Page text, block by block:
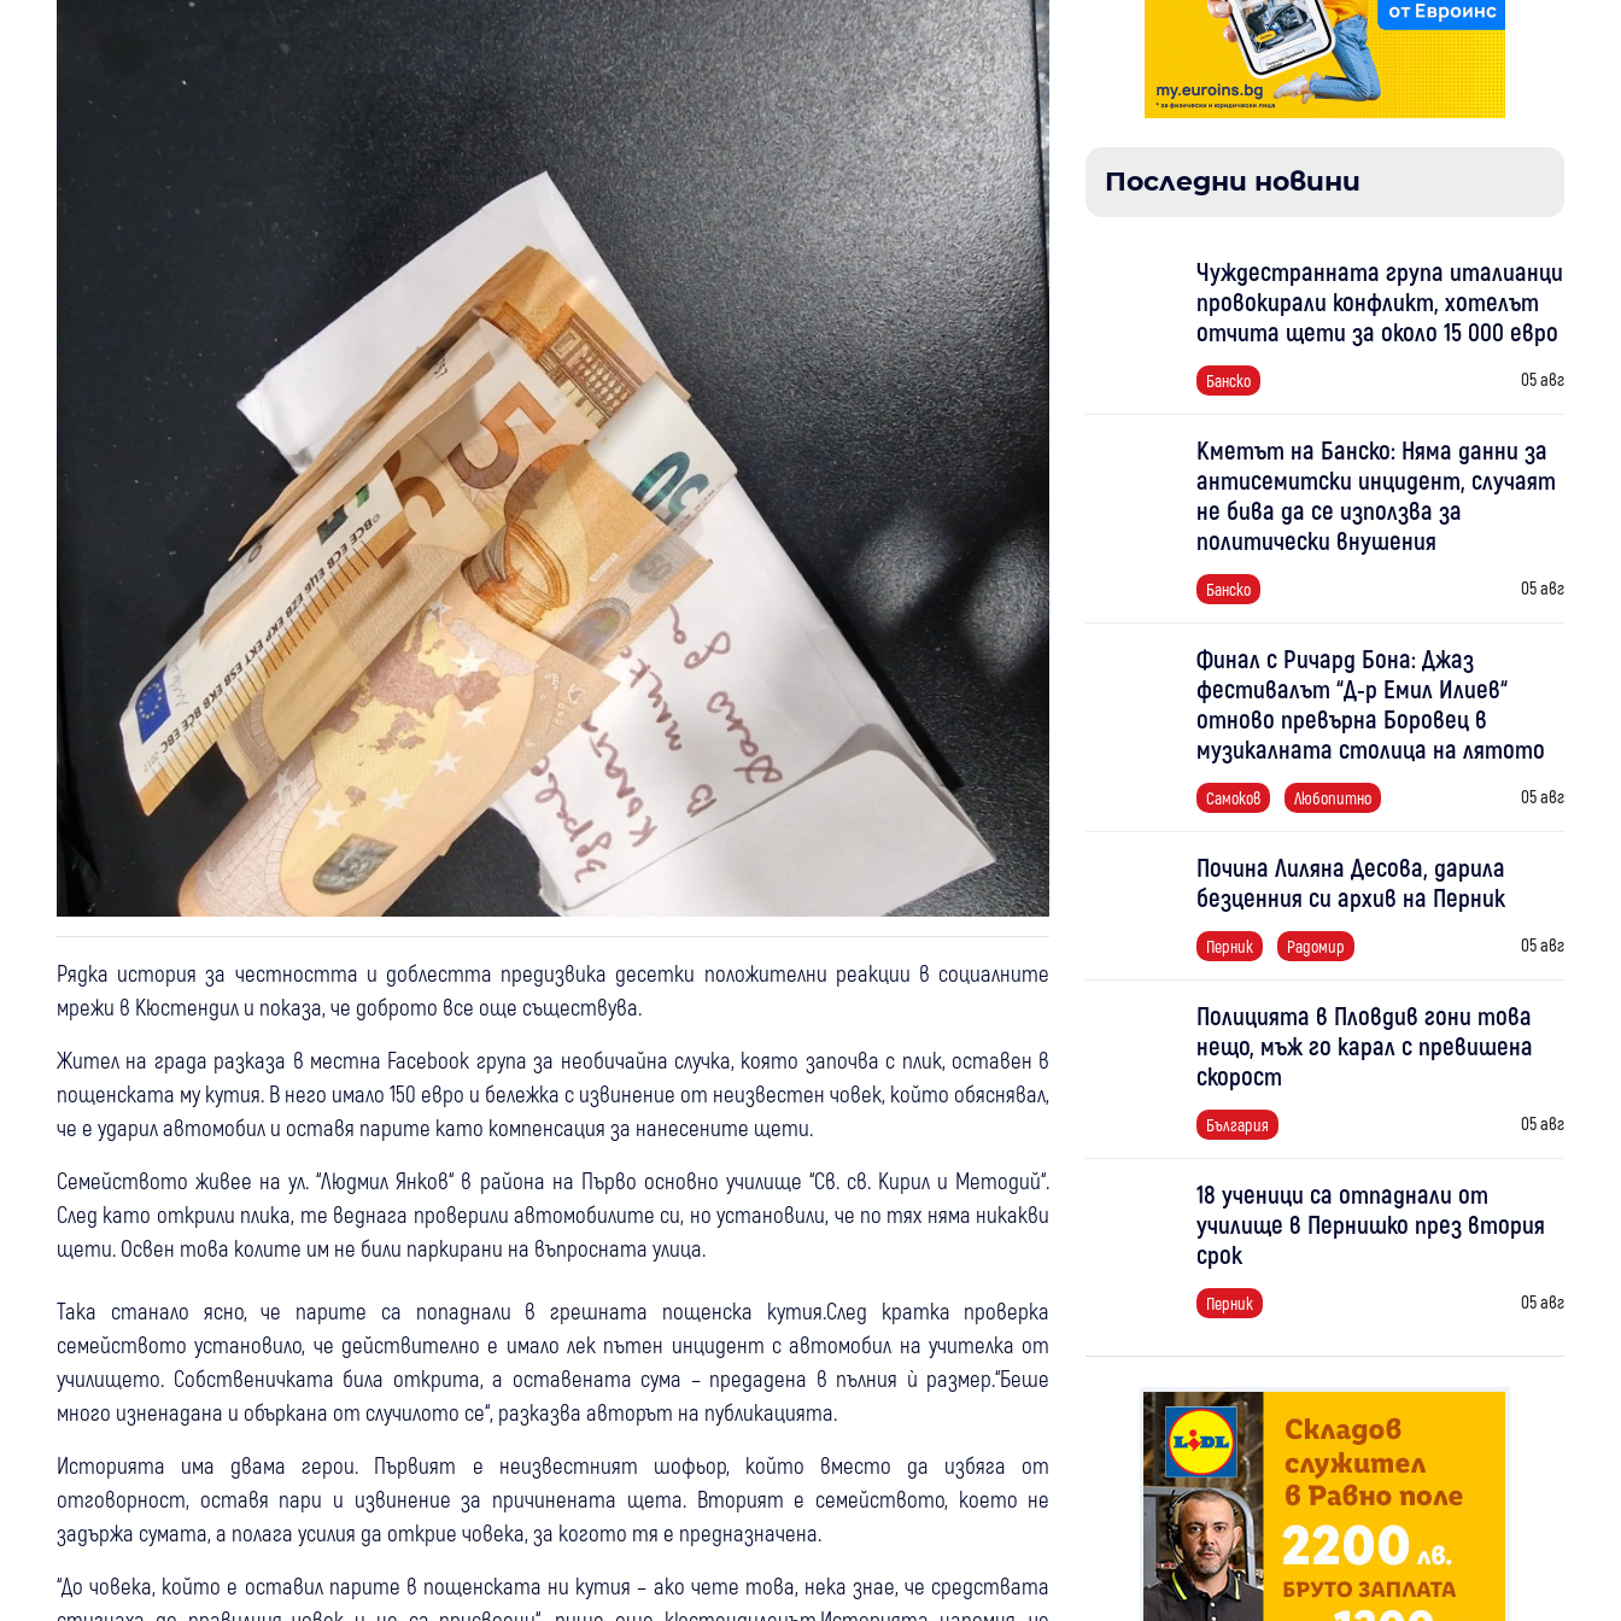
Рядка история за честността и доблестта предизвика десетки положителни реакции в социалните
мрежи в Кюстендил и показа, че доброто все още съществува.
Жител на града разказа в местна Facebook група за необичайна случка, която започва с плик, оставен в
пощенската му кутия. В него имало 150 евро и бележка с извинение от неизвестен човек, който обяснявал,
че е ударил автомобил и оставя парите като компенсация за нанесените щети.
Семейството живее на ул. “Людмил Янков“ в района на Първо основно училище “Св. св. Кирил и Методий“.
След като открили плика, те веднага проверили автомобилите си, но установили, че по тях няма никакви
щети. Освен това колите им не били паркирани на въпросната улица.
Така станало ясно, че парите са попаднали в грешната пощенска кутия.След кратка проверка
семейството установило, че действително е имало лек пътен инцидент с автомобил на учителка от
училището. Собственичката била открита, а оставената сума – предадена в пълния ѝ размер.“Беше
много изненадана и объркана от случилото се“, разказва авторът на публикацията.
Историята има двама герои. Първият е неизвестният шофьор, който вместо да избяга от
отговорност, оставя пари и извинение за причинената щета. Вторият е семейството, което не
задържа сумата, а полага усилия да открие човека, за когото тя е предназначена.
“До човека, който е оставил парите в пощенската ни кутия – ако чете това, нека знае, че средствата
Последни новини
Чуждестранната група италианци
провокирали конфликт, хотелът
отчита щети за около 15 000 евро
Банско 05 авг
Кметът на Банско: Няма данни за
антисемитски инцидент, случаят
не бива да се използва за
политически внушения
Банско 05 авг
Финал с Ричард Бона: Джаз
фестивалът “Д-р Емил Илиев“
отново превърна Боровец в
музикалната столица на лятото
Самоков Любопитно 05 авг
Почина Лиляна Десова, дарила
безценния си архив на Перник
Перник Радомир 05 авг
Полицията в Пловдив гони това
нещо, мъж го карал с превишена
скорост
България 05 авг
18 ученици са отпаднали от
училище в Пернишко през втория
срок
Перник 05 авг